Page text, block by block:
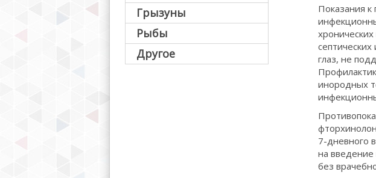
Грызуны
Рыбы
Другое
Показания
глаз, не
инородных
7-дневного
на
без